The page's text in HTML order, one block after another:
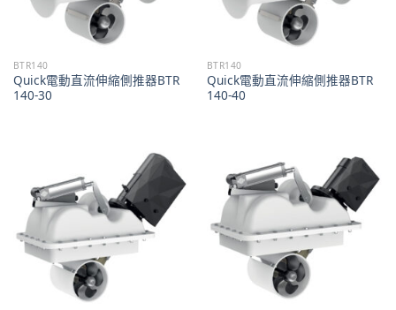
BTR140
Quick電動直流伸縮側推器BTR
140-30
BTR140
Quick電動直流伸縮側推器BTR
140-40